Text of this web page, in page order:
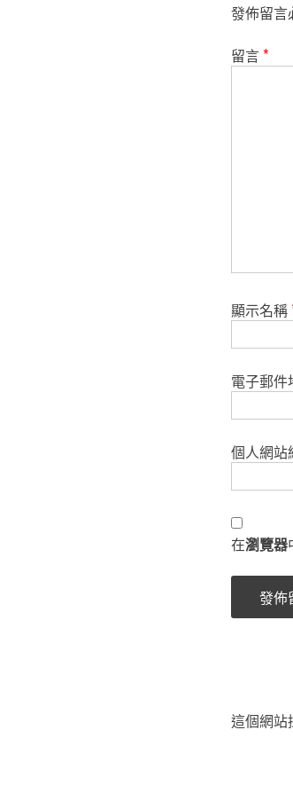
發佈留言
留言*
顯示名稱
電子郵件
個人網站
在瀏覽器
這個網站